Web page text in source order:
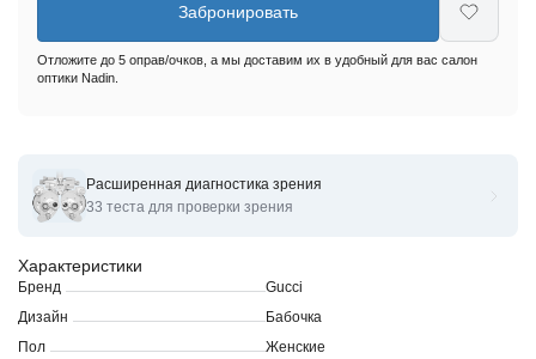
Оправы для очков корригирующих Gucci GG01650- 51
Характеристики
Бренд
Gucci
Дизайн
Бабочка
Пол
Женские
Забронировать
Отложите до 5 оправ/очков, а мы доставим их в удобный для вас салон
оптики Nadin.
Расширенная диагностика зрения
33 теста для проверки зрения